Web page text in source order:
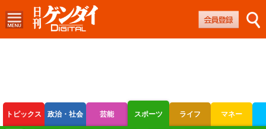
トピックス 政治・社会 芸能 スポーツ ライフ マネー